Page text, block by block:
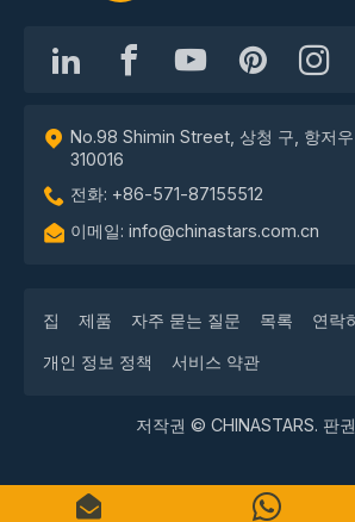
No.98 Shimin Street, 상청 구, 항저우
310016
전화: +86-571-87155512
이메일: info@chinastars.com.cn
집 제품 자주 묻는 질문 목록 연락
개인 정보 정책 서비스 약관
저작권 © CHINASTARS. 판